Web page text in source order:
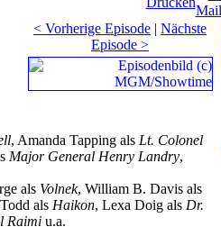
< Vorherige Episode | Nächste
Episode >
, Amanda Tapping als Lt. Colonel
Major General Henry Landry,
als Volnek, William B. Davis als
als Haikon, Lexa Doig als Dr.
Raimiu.a.